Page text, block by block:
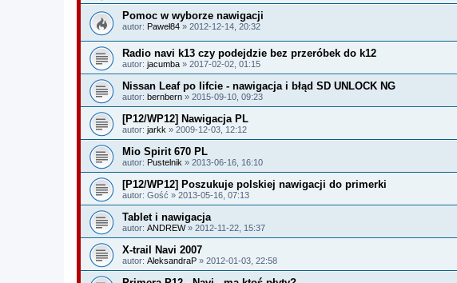
Pomoc w wyborze nawigacji
autor: Paweł84 » 2012-12-14, 20:32
Radio navi k13 czy podejdzie bez przeróbek do k12
autor: jacumba » 2017-02-02, 01:15
Nissan Leaf po lifcie - nawigacja i błąd SD UNLOCK NG
autor: bernbern » 2015-09-10, 09:23
[P12/WP12] Nawigacja PL
autor: jarkk » 2009-12-03, 12:12
Mio Spirit 670 PL
autor: Pustelnik » 2013-06-16, 16:10
[P12/WP12] Poszukuje polskiej nawigacji do primerki
autor: Gość » 2013-05-16, 07:13
Tablet i nawigacja
autor: ANDREW» 2012-11-22, 15:37
X-trail Navi 2007
autor: AleksandraP » 2012-01-03, 22:58